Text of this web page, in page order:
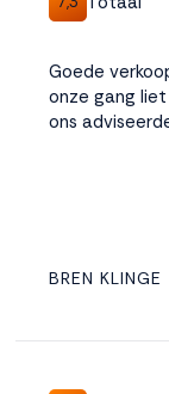
Goede
onze gang
ons
BREN KLINGE